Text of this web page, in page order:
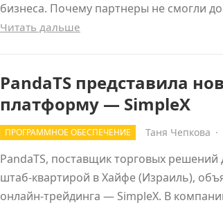
бизнеса. Почему партнеры не смогли
Читать дальше
PandaTS представила
платформу — SimpleX
ПРОГРАММНОЕ ОБЕСПЕЧЕНИЕ Таня Чепкова ·
PandaTS, поставщик торговых
штаб-квартирой в Хайфе (Израиль),
онлайн-трейдинга — SimpleX. В